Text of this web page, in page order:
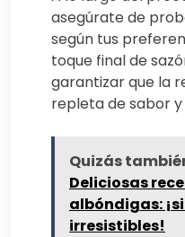
asegúrate de
según tus
toque final de
garantizar que la
repleta de sabor
Quizás
Deliciosas
albóndigas:
irresistibles!